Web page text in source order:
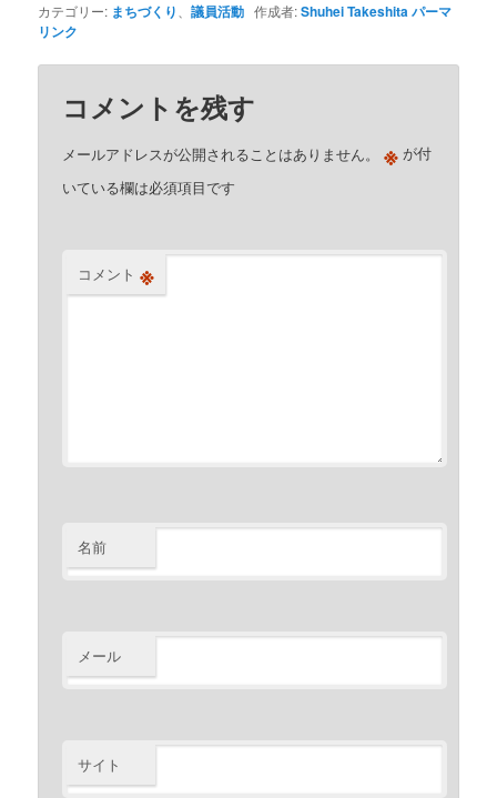
カテゴリー: まちづくり 、議員活動 作成者:Shuhei Takeshitaパーマ
リンク
コメントを残す
メールアドレスが公開されることはありません。 ※ が付
いている欄は必須項目です
コメント ※
名前
メール
サイト